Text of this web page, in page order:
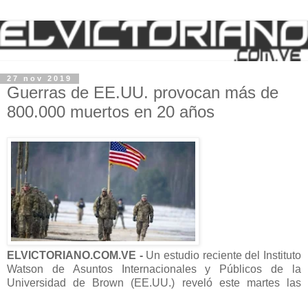
27 nov 2019
Guerras de EE.UU. provocan más de
800.000 muertos en 20 años
ELVICTORIANO.COM.VE - Un estudio reciente del Instituto
Watson de Asuntos Internacionales y Públicos de la
Universidad de Brown (EE.UU.) reveló este martes las